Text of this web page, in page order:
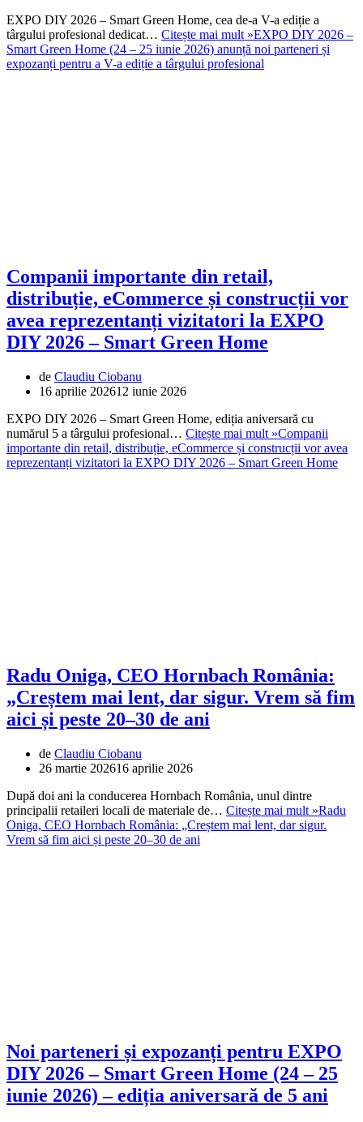
EXPO DIY 2026 – Smart Green Home, cea de-a V-a ediție a
târgului profesional dedicat… Citește mai mult »EXPO DIY 2026 –
Smart Green Home (24 – 25 iunie 2026) anunță noi parteneri și
expozanți pentru a V-a ediție a târgului profesional
Companii importante din retail,
distribuție, eCommerce și construcții vor
avea reprezentanți vizitatori la EXPO
DIY 2026 – Smart Green Home
de Claudiu Ciobanu
16 aprilie 202612 iunie 2026
EXPO DIY 2026 – Smart Green Home, ediția aniversară cu
numărul 5 a târgului profesional… Citește mai mult »Companii
importante din retail, distribuție, eCommerce și construcții vor avea
reprezentanți vizitatori la EXPO DIY 2026 – Smart Green Home
Radu Oniga, CEO Hornbach România:
„Creștem mai lent, dar sigur. Vrem să fim
aici și peste 20–30 de ani
de Claudiu Ciobanu
26 martie 202616 aprilie 2026
După doi ani la conducerea Hornbach România, unul dintre
principalii retaileri locali de materiale de… Citește mai mult »Radu
Oniga, CEO Hornbach România: „Creștem mai lent, dar sigur.
Vrem să fim aici și peste 20–30 de ani
Noi parteneri și expozanți pentru EXPO
DIY 2026 – Smart Green Home (24 – 25
iunie 2026) – ediția aniversară de 5 ani